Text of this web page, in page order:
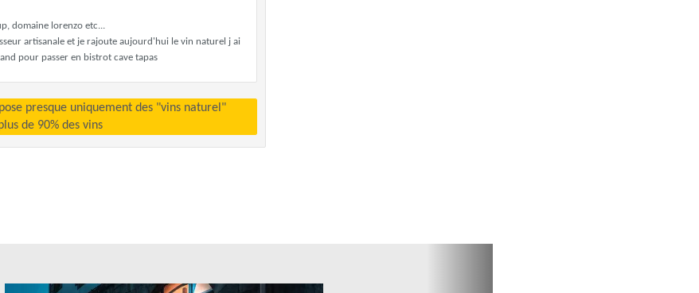
domaine lorenzo etc...
artisanale et je rajoute aujourd'hui le vin naturel j ai
pour passer en bistrot cave tapas
presque uniquement des "vins naturel"
de 90% des vins